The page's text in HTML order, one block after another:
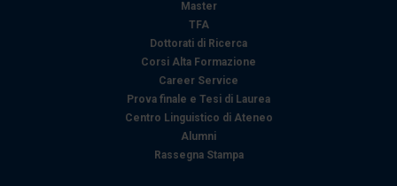
Master
TFA
Dottorati di Ricerca
Corsi Alta Formazione
Career Service
Prova finale e Tesi di Laurea
Centro Linguistico di Ateneo
Alumni
Rassegna Stampa